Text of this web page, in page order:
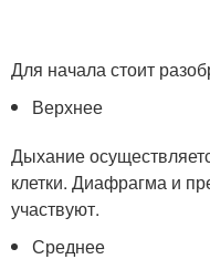
Для начала стоит
Верхнее
Дыхание
клетки. Диафрагма и
участвуют.
Среднее